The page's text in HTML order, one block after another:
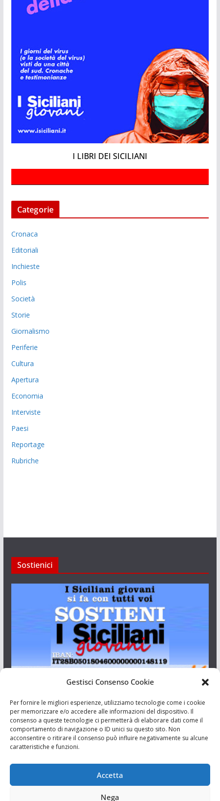
Gestisci Consenso Cookie
Per fornire le migliori esperienze, utilizziamo tecnologie come i cookie
per memorizzare e/o accedere alle informazioni del dispositivo. Il
consenso a queste tecnologie ci permetterà di elaborare dati come il
comportamento di navigazione o ID unici su questo sito. Non
acconsentire o ritirare il consenso può influire negativamente su alcune
caratteristiche e funzioni.
Accetta
Nega
I LIBRI DEI SICILIANI
Categorie
Cronaca
Editoriali
Inchieste
Polis
Società
Storie
Giornalismo
Periferie
Cultura
Apertura
Economia
Interviste
Paesi
Reportage
Rubriche
Sostienici
Aut. del tribunale di Catania n.23/2011 del 20/09/2011 Dir.
Resp. Riccardo Orioles.
Associazione Culturale I Siciliani Giovani
via Randazzo 27 Catania